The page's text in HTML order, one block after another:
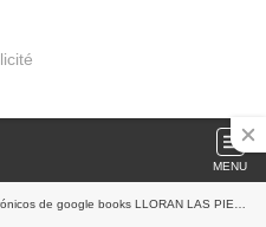
MENU
POR AL ÁNDALUS de JUAN LUIS PULIDO BEGINES in Spanish 9788417558802